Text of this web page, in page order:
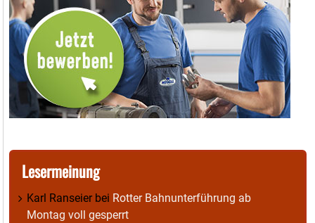
Lesermeinung
Karl Ranseierbei Rotter Bahnunterführung ab
Montag voll gesperrt